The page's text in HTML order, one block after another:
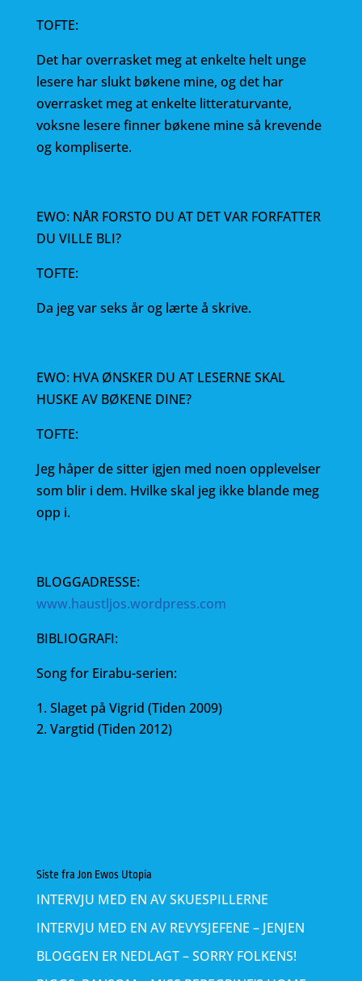
TOFTE:
Det har overrasket meg at enkelte helt unge
lesere har slukt bøkene mine, og det har
overrasket meg at enkelte litteraturvante,
voksne lesere finner bøkene mine så krevende
og kompliserte.
EWO: NÅR FORSTO DU AT DET VAR FORFATTER
DU VILLE BLI?
TOFTE:
Da jeg var seks år og lærte å skrive.
EWO: HVA ØNSKER DU AT LESERNE SKAL
HUSKE AV BØKENE DINE?
TOFTE:
Jeg håper de sitter igjen med noen opplevelser
som blir i dem. Hvilke skal jeg ikke blande meg
opp i.
BLOGGADRESSE:
www.haustljos.wordpress.com
BIBLIOGRAFI:
Song for Eirabu-serien:
Slaget på Vigrid (Tiden 2009)
Vargtid (Tiden 2012)
Siste fra Jon Ewos Utopia
INTERVJU MED EN AV SKUESPILLERNE
INTERVJU MED EN AV REVYSJEFENE – JENJEN
BLOGGEN ER NEDLAGT – SORRY FOLKENS!